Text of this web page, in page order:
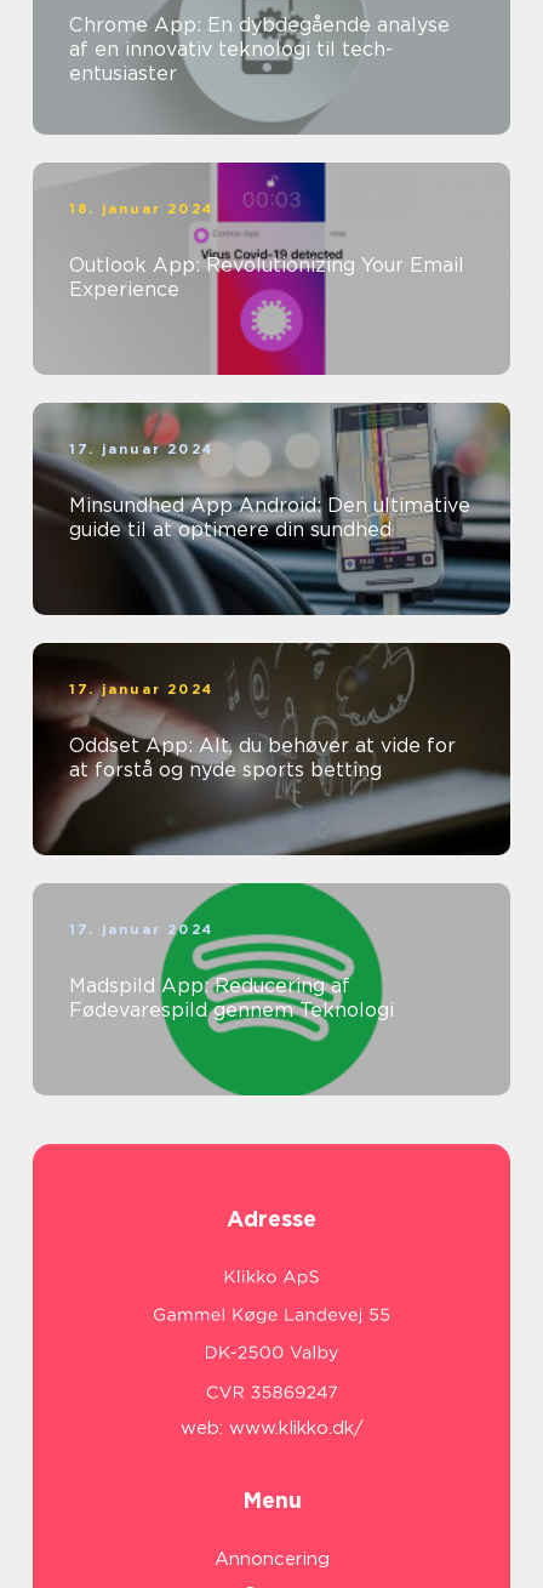
Chrome App: En dybdegående analyse
af en innovativ teknologi til tech-
entusiaster
18. januar 2024
Outlook App: Revolutionizing Your Email
Experience
17. januar 2024
Minsundhed App Android: Den ultimative
guide til at optimere din sundhed
17. januar 2024
Oddset App: Alt, du behøver at vide for
at forstå og nyde sports betting
17. januar 2024
Madspild App: Reducering af
Fødevarespild gennem Teknologi
Adresse
web: www.klikko.dk/
Menu
Annoncering